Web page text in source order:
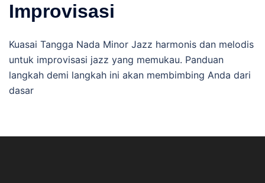
Improvisasi
Kuasai Tangga Nada Minor Jazz harmonis dan melodis
untuk improvisasi jazz yang memukau. Panduan
langkah demi langkah ini akan membimbing Anda dari
dasar